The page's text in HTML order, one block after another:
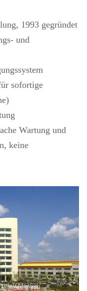
1993 gegründet
und
sofortige
Wartung und
keine